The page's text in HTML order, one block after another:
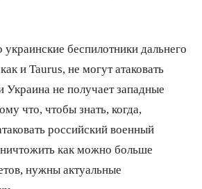
беспилотники дальнего
и Taurus, не могут атаковать
Украина не получает западные
что, чтобы знать, когда,
российский военный
как можно больше
нужны актуальные